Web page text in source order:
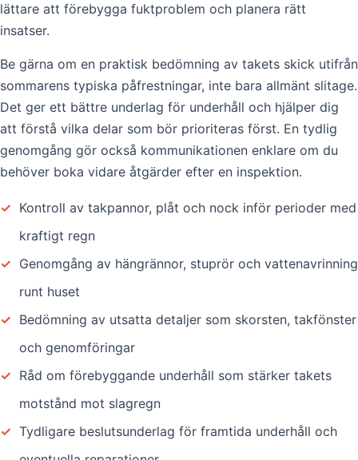
lättare att förebygga fuktproblem och planera rätt
insatser.
Be gärna om en praktisk bedömning av takets skick utifrån
sommarens typiska påfrestningar, inte bara allmänt slitage.
Det ger ett bättre underlag för underhåll och hjälper dig
att förstå vilka delar som bör prioriteras först. En tydlig
genomgång gör också kommunikationen enklare om du
behöver boka vidare åtgärder efter en inspektion.
✓ Kontroll av takpannor, plåt och nock inför perioder med
kraftigt regn
✓ Genomgång av hängrännor, stuprör och vattenavrinning
runt huset
✓ Bedömning av utsatta detaljer som skorsten, takfönster
och genomföringar
✓ Råd om förebyggande underhåll som stärker takets
motstånd mot slagregn
✓ Tydligare beslutsunderlag för framtida underhåll och